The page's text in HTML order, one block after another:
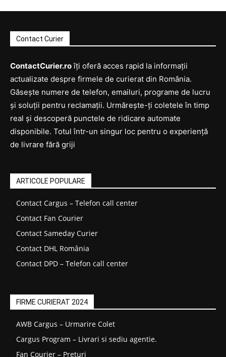
Contact Curier
ContactCurier.roîți oferă acces rapid la informații
actualizate despre firmele de curierat din România.
Găsește numere de telefon, emailuri, programe de lucru
și soluții pentru reclamații. Urmărește-ți coletele în timp
real și descoperă punctele de ridicare automate
disponibile. Totul într-un singur loc pentru o experiență
de livrare fără griji
ARTICOLE POPULARE
Contact Cargus – Telefon call center
Contact Fan Courier
Contact Sameday Curier
Contact DHL România
Contact DPD – Telefon call center
FIRME CURIERAT 2024
AWB Cargus – Urmarire Colet
Cargus Program – Livrari si sediu agentie.
Fan Courier – Prețuri